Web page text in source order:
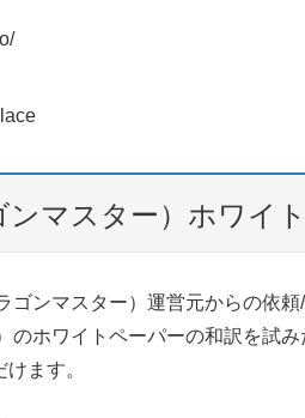
ンマスター）ホワイ
ゴンマスター）運営元からの依
ホワイトペーパーの和訳を試み
ます。